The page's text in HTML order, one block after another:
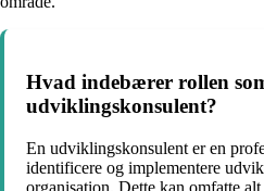
Hvad indebærer rollen
udviklingskonsulent?
En udviklingskonsulent er en
identificere og implementere
organisation. Dette kan omfatte